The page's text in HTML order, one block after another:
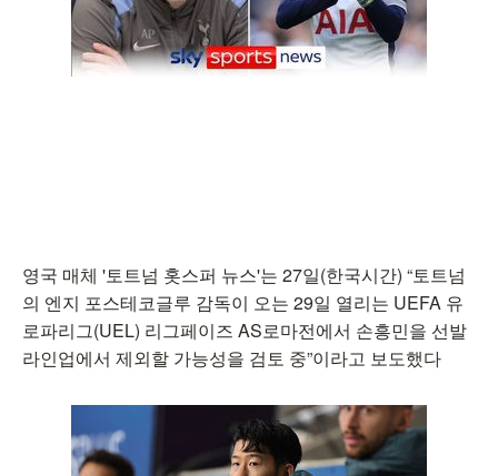
영국 매체 '토트넘 홋스퍼 뉴스'는 27일(한국시간) “토트넘
의 엔지 포스테코글루 감독이 오는 29일 열리는 UEFA 유
로파리그(UEL) 리그페이즈 AS로마전에서 손흥민을 선발
라인업에서 제외할 가능성을 검토 중”이라고 보도했다